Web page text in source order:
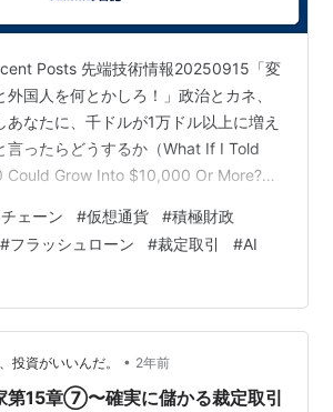
って（金利の低いローンで借りて）、
金利の高いローンを返済＝運用す
する
均株価に連動するETFなど
の期日には先物価格と現物価格は
Posts 先端技術情報20250915「変
外国人を何とかしろ！」政治とカネ、
あなたに、千ドルが1万ドル以上に増え
言ったらどうするか（What If I Told
Could Grow Into $10,000 Or More?）
発の洞察(Building a Crypto Flash Loan
by-Step Development Insights)
レード…
ェーン #仮想通貨 #積極財政
#フラッシュローン #裁定取引 #AI
投資がいいんだ。 • 2年前
第15章⑦〜確実に儲かる裁定取引